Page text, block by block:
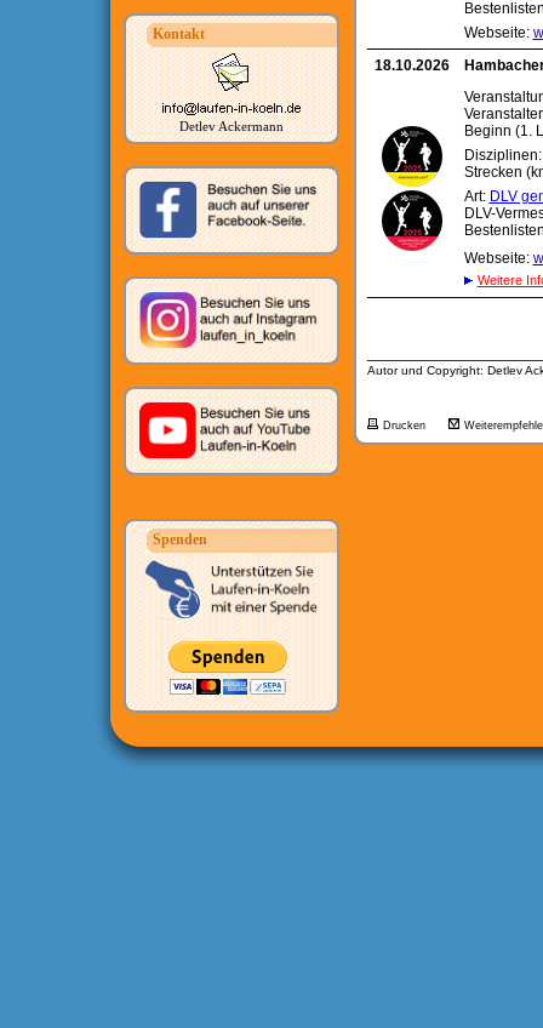
Kontakt
Detlev Ackermann
Spenden
Webseite:
18.10.2026
Beginn (1.
Strecken
Art: DLV
DLV-
Webseite:
Weitere
Autor und Copyright: Detlev
Drucken